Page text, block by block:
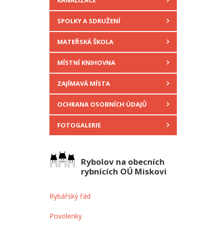
SPOLKY A SDRUŽENÍ
MATEŘSKÁ ŠKOLA
MÍSTNÍ KNIHOVNA
ZAJÍMAVÁ MÍSTA
OCHRANA OSOBNÍCH ÚDAJŮ
FOTOGALERIE
Rybolov na obecních
rybnících OÚ Miskovi
Rybářský řád
Povolenky